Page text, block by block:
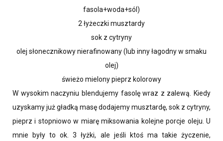
fasola+woda+sól)
2 łyżeczki musztardy
sok z cytryny
olej słonecznikowy nierafinowany (lub inny łagodny w smaku
olej)
świeżo mielony pieprz kolorowy
W wysokim naczyniu blendujemy fasolę wraz z zalewą. Kiedy
uzyskamy już gładką masę dodajemy musztardę, sok z cytryny,
pieprz i stopniowo w miarę miksowania kolejne porcje oleju. U
mnie były to ok. 3 łyżki, ale jeśli ktoś ma takie życzenie,